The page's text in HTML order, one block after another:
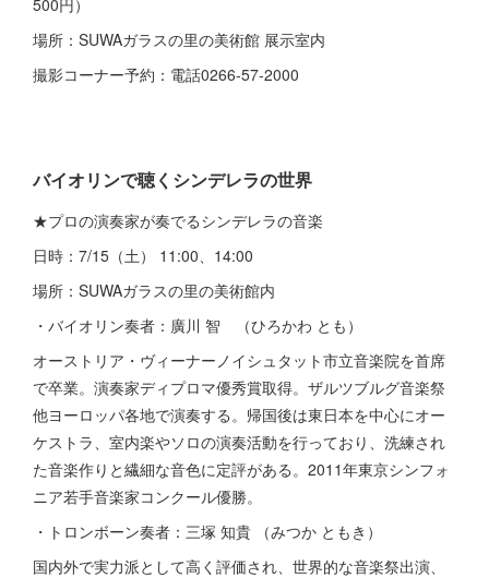
場所：SUWAガラスの里の美術館 展示室内
撮影コーナー予約：電話0266-57-2000
バイオリンで聴くシンデレラの世界
★プロの演奏家が奏でるシンデレラの音楽
日時：7/15（土） 11:00、14:00
場所：SUWAガラスの里の美術館内
・バイオリン奏者：廣川 智 （ひろかわ とも）
オーストリア・ヴィーナーノイシュタット市立音楽院を首席
で卒業。演奏家ディプロマ優秀賞取得。ザルツブルグ音楽祭
他ヨーロッパ各地で演奏する。帰国後は東日本を中心にオー
ケストラ、室内楽やソロの演奏活動を行っており、洗練され
た音楽作りと繊細な音色に定評がある。2011年東京シンフォ
ニア若手音楽家コンクール優勝。
・トロンボーン奏者：三塚 知貴 （みつか ともき）
国内外で実力派として高く評価され、世界的な音楽祭出演、